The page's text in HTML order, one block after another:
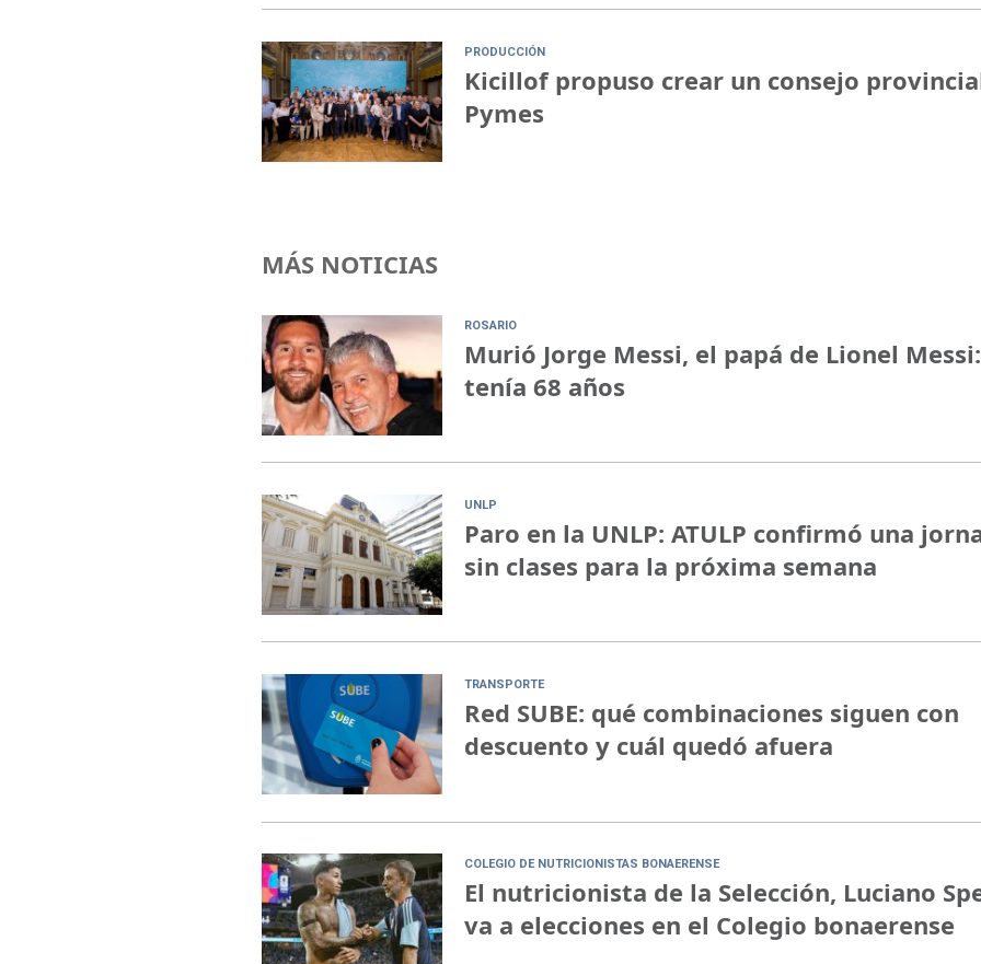
PRODUCCIÓN
Kicillof propuso crear un consejo
Pymes
MÁS NOTICIAS
ROSARIO
Murió Jorge Messi, el papá de Lionel Messi:
tenía 68 años
UNLP
Paro en la UNLP: ATULP confirmó una
sin clases para la próxima semana
TRANSPORTE
Red SUBE: qué combinaciones siguen con
descuento y cuál quedó afuera
COLEGIO DE NUTRICIONISTAS BONAERENSE
El nutricionista de la Selección, Luciano
va a elecciones en el Colegio bonaerense